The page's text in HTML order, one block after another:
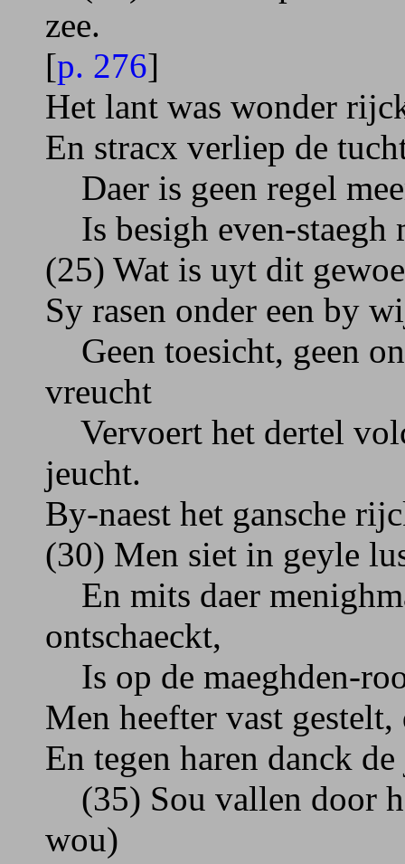
zee.
[p. 276]
Het lant was wonder
En stracx verliep de
Daer is geen regel
Is besigh even-staegh
(25) Wat is uyt dit
Sy rasen onder een by
Geen toesicht, geen
vreucht
Vervoert het dertel
jeucht.
By-naest het gansche
(30) Men siet in geyle
En mits daer
ontschaeckt,
Is op de maeghden-
Men heefter vast
En tegen haren danck
(35) Sou vallen door
wou)